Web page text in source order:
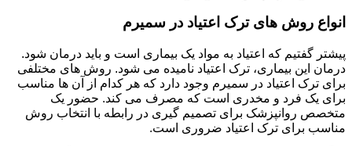
انواع روش های ترک اعتیاد در سمیرم
پیشتر گفتیم که اعتیاد به مواد یک بیماری است و باید درمان شود.
درمان این بیماری، ترک اعتیاد نامیده می شود. روش های مختلفی
برای ترک اعتیاد در سمیرم وجود دارد که هر کدام از آن ها مناسب
برای یک فرد و مخدری است که مصرف می کند. حضور یک
متخصص روانپزشک برای تصمیم گیری در رابطه با انتخاب روش
مناسب برای ترک اعتیاد ضروری است.